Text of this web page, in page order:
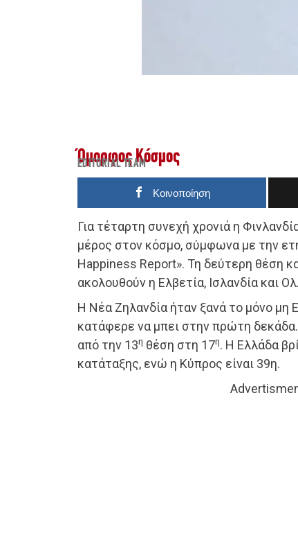
Όμορφος Κόσμος
EDITORIAL TEAM
Κοινοποίηση
Για τέταρτη συνεχή χρονιά η
μέρος στον κόσμο, σύμφωνα με την
Happiness Report». Τη δεύτερη θέση
ακολουθούν η Ελβετία, Ισλανδία και
Η Νέα Ζηλανδία ήταν ξανά το μόνο μη
κατάφερε να μπει στην πρώτη
από την 13η θέση στη 17η. Η Ελλάδα
κατάταξης, ενώ η Κύπρος είναι 39η.